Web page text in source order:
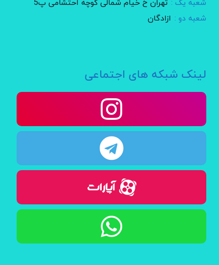
شعبه یک : تهران خ خیام شمالی کوچه احتشامی پ5
شعبه دو : ازادگان
لینک شبکه های اجتماعی